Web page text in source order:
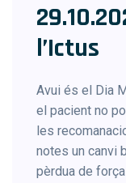
l’Ictus
Avui és el Dia
el pacient no
les
notes un canvi
pèrdua de